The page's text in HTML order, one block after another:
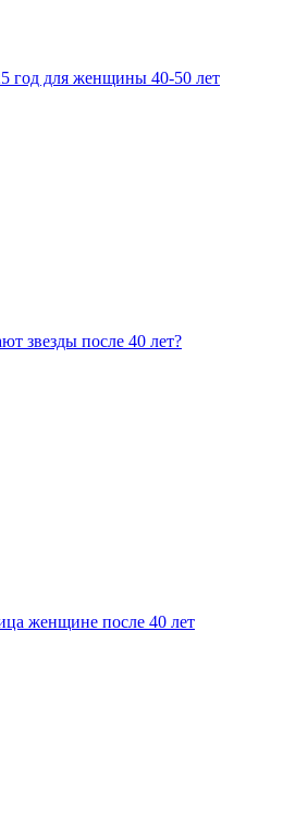
год для женщины 40-50 лет
звезды после 40 лет?
женщине после 40 лет